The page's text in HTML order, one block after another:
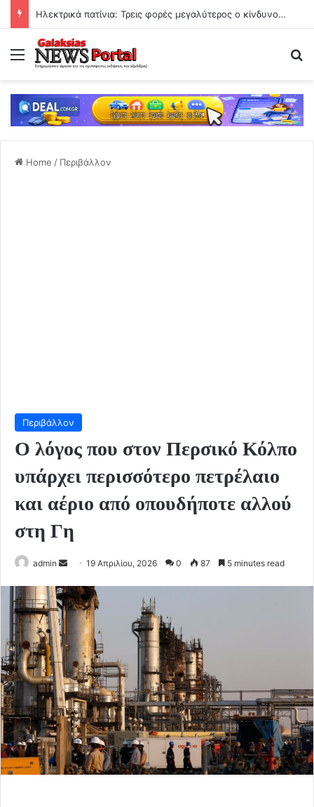
Ηλεκτρικά πατίνια: Τρεις φορές μεγαλύτερος ο κίνδυνος σοβαρού τραυματισμού από ποδήλατα και μοτοσικλέτες
Menu
Home / Περιβάλλον
Περιβάλλον
Ο λόγος που στον Περσικό Κόλπο
υπάρχει περισσότερο πετρέλαιο
και αέριο από οπουδήποτε αλλού
στη Γη
admin
Send
email
19 Απριλίου, 2026 0 87 5 minutes read